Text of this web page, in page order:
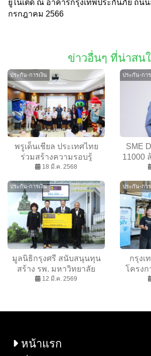
ยูไนเต็ด ณ อาคารกรุงเทพประกันภัย ถน
กรกฎาคม 2566
ข่าวอื่นๆ ที่น่าสน
ประกัน-การเงิน
พรูเด็นเชียล ประเทศไทย
ร่วมสร้างความรอบรู้
ทางการเงินแก่เด็กไทย ใน
Smart Camp Smart
Classroom Demonstration
18 มี.ค. 2568
ประกัน-การ
SME
11000
พาเ
120%
แถมรับ
ประกัน-การเงิน
มูลนิธิกรุงศรี สนับสนุนทุน
สร้าง รพ. มหาวิทยาลัย
เกษตรศาสตร์ ยกระดับ
12 มี.ค. 2569
ประกัน-การ
กรุงเ
โครงก
หน้าแรก